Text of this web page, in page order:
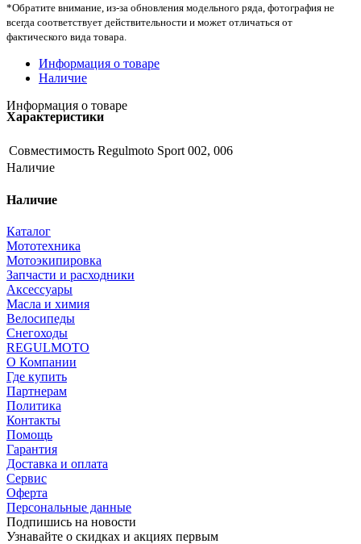
*Обратите внимание, из-за обновления модельного ряда, фотография не
всегда соответствует действительности и может отличаться от
фактического вида товара.
Информация о товаре
Наличие
Информация о товаре
Характеристики
Совместимость Regulmoto Sport 002, 006
Наличие
Наличие
Каталог
Мототехника
Мотоэкипировка
Запчасти и расходники
Аксессуары
Масла и химия
Велосипеды
Снегоходы
REGULMOTO
О Компании
Где купить
Партнерам
Политика
Контакты
Помощь
Гарантия
Доставка и оплата
Сервис
Оферта
Персональные данные
Подпишись на новости
Узнавайте о скидках и акциях первым